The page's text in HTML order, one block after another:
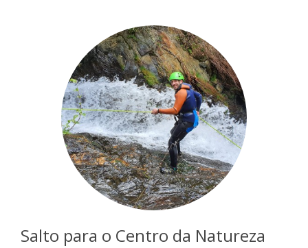
Salto para o Centro da Natureza